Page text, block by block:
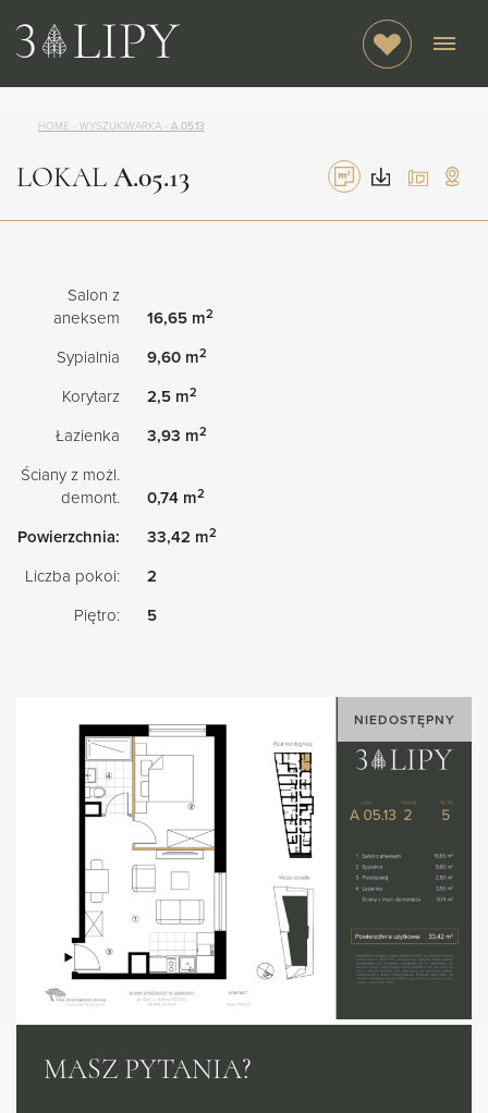
HOME - WYSZUKIWARKA - A.05.13
LOKALA.05.13
Salon z
aneksem
16,65 m2
Sypialnia 9,60 m2
Korytarz 2,5 m2
Łazienka 3,93 m2
Ściany z możl.
demont.
0,74 m2
Powierzchnia: 33,42 m2
Liczba pokoi:
2
Piętro:
5
NIEDOSTĘPNY
MASZ PYTANIA?